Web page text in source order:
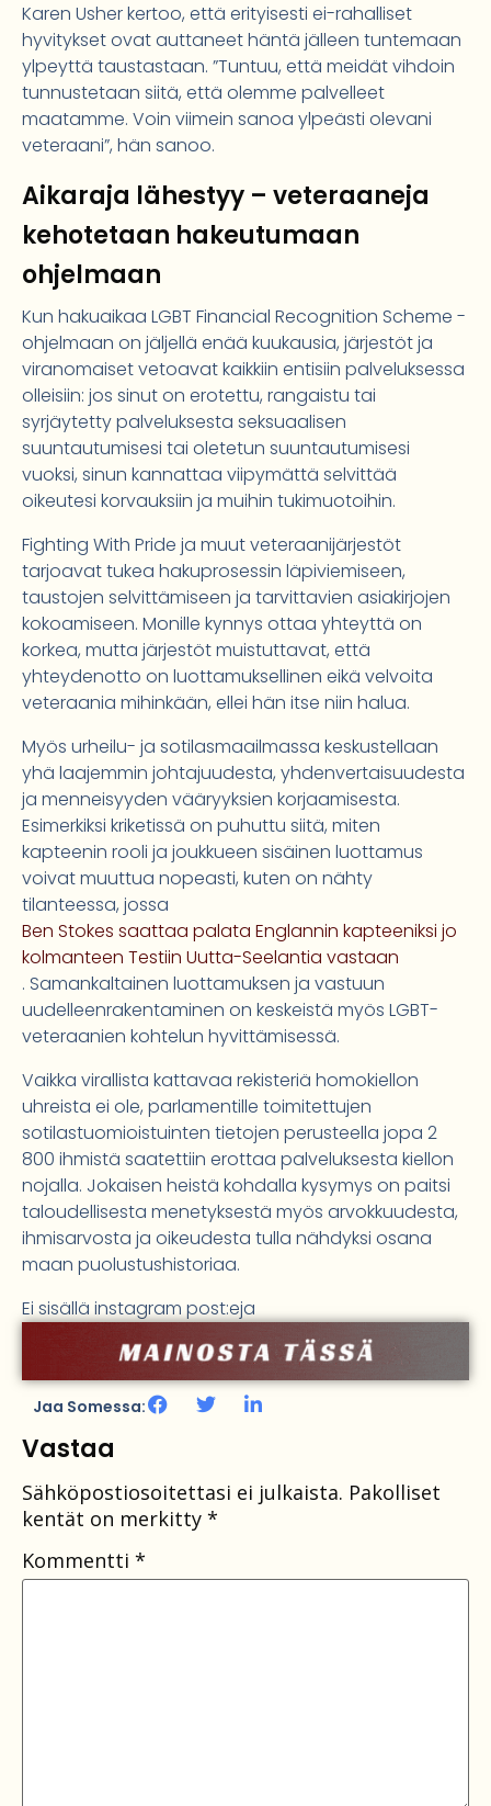
Karen Usher kertoo, että erityisesti ei-rahalliset
hyvitykset ovat auttaneet häntä jälleen tuntemaan
ylpeyttä taustastaan. ”Tuntuu, että meidät vihdoin
tunnustetaan siitä, että olemme palvelleet
maatamme. Voin viimein sanoa ylpeästi olevani
veteraani”, hän sanoo.
Aikaraja lähestyy – veteraaneja
kehotetaan hakeutumaan
ohjelmaan
Kun hakuaikaa LGBT Financial Recognition Scheme -
ohjelmaan on jäljellä enää kuukausia, järjestöt ja
viranomaiset vetoavat kaikkiin entisiin palveluksessa
olleisiin: jos sinut on erotettu, rangaistu tai
syrjäytetty palveluksesta seksuaalisen
suuntautumisesi tai oletetun suuntautumisesi
vuoksi, sinun kannattaa viipymättä selvittää
oikeutesi korvauksiin ja muihin tukimuotoihin.
Fighting With Pride ja muut veteraanijärjestöt
tarjoavat tukea hakuprosessin läpiviemiseen,
taustojen selvittämiseen ja tarvittavien asiakirjojen
kokoamiseen. Monille kynnys ottaa yhteyttä on
korkea, mutta järjestöt muistuttavat, että
yhteydenotto on luottamuksellinen eikä velvoita
veteraania mihinkään, ellei hän itse niin halua.
Myös urheilu- ja sotilasmaailmassa keskustellaan
yhä laajemmin johtajuudesta, yhdenvertaisuudesta
ja menneisyyden vääryyksien korjaamisesta.
Esimerkiksi kriketissä on puhuttu siitä, miten
kapteenin rooli ja joukkueen sisäinen luottamus
voivat muuttua nopeasti, kuten on nähty
tilanteessa, jossa
Ben Stokes saattaa palata Englannin kapteeniksi jo
kolmanteen Testiin Uutta-Seelantia vastaan
. Samankaltainen luottamuksen ja vastuun
uudelleenrakentaminen on keskeistä myös LGBT-
veteraanien kohtelun hyvittämisessä.
Vaikka virallista kattavaa rekisteriä homokiellon
uhreista ei ole, parlamentille toimitettujen
sotilastuomioistuinten tietojen perusteella jopa 2
800 ihmistä saatettiin erottaa palveluksesta kiellon
nojalla. Jokaisen heistä kohdalla kysymys on paitsi
taloudellisesta menetyksestä myös arvokkuudesta,
ihmisarvosta ja oikeudesta tulla nähdyksi osana
maan puolustushistoriaa.
Ei sisällä instagram post:eja
Jaa Somessa:
Vastaa
Sähköpostiosoitettasi ei julkaista. Pakolliset
kentät on merkitty *
Kommentti *